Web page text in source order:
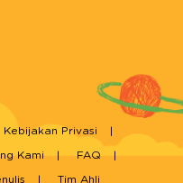
Kebijakan Privasi
Kami FAQ
Tim Ahli